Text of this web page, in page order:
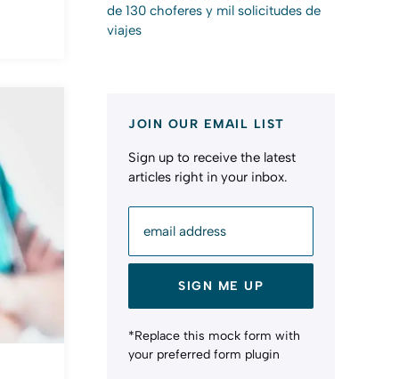
de 130 choferes y mil solicitudes de
viajes
JOIN OUR EMAIL LIST
Sign up to receive the latest
articles right in your inbox.
email address
SIGN ME UP
*Replace this mock form with
your preferred form plugin